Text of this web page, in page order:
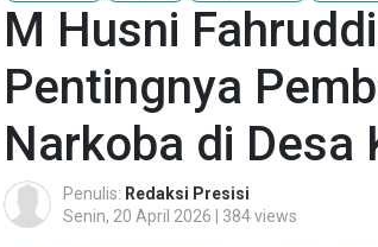
M Husni
Pentingnya
Narkoba di Desa
Penulis: Redaksi Presisi
Senin, 20 April 2026 | 384 views